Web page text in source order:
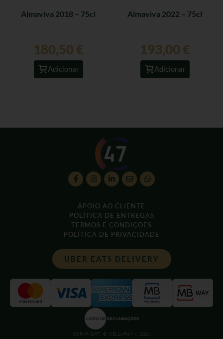
Almaviva 2018 – 75cl
180,50 €
Adicionar
Almaviva 2022 – 75cl
193,00 €
Adicionar
APOIO AO CLIENTE
POLÍTICA DE ENTREGAS
TERMOS E CONDIÇÕES
POLÍTICA DE PRIVACIDADE
UBER EATS DELIVERY
COPYRIGHT © CELLAR47 - 2026